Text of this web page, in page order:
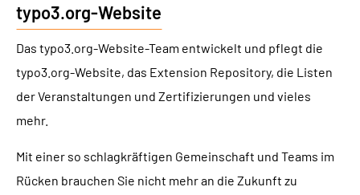
typo3.org-Website
Das typo3.org-Website-Team entwickelt und pflegt die
typo3.org-Website, das Extension Repository, die Listen
der Veranstaltungen und Zertifizierungen und vieles
mehr.
Mit einer so schlagkräftigen Gemeinschaft und Teams im
Rücken brauchen Sie nicht mehr an die Zukunft zu